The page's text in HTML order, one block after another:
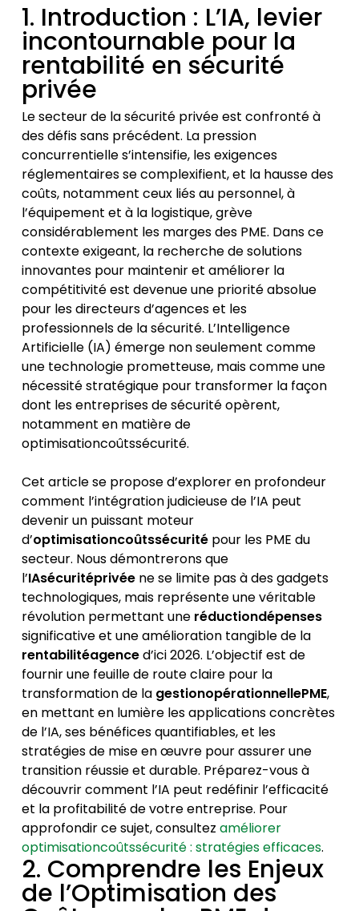
1. Introduction : L’IA, levier
incontournable pour la
rentabilité en sécurité
privée
Le secteur de la sécurité privée est confronté à
des défis sans précédent. La pression
concurrentielle s’intensifie, les exigences
réglementaires se complexifient, et la hausse des
coûts, notamment ceux liés au personnel, à
l’équipement et à la logistique, grève
considérablement les marges des PME. Dans ce
contexte exigeant, la recherche de solutions
innovantes pour maintenir et améliorer la
compétitivité est devenue une priorité absolue
pour les directeurs d’agences et les
professionnels de la sécurité. L’Intelligence
Artificielle (IA) émerge non seulement comme
une technologie prometteuse, mais comme une
nécessité stratégique pour transformer la façon
dont les entreprises de sécurité opèrent,
notamment en matière de
optimisationcoûtssécurité.
Cet article se propose d’explorer en profondeur
comment l’intégration judicieuse de l’IA peut
devenir un puissant moteur
d’optimisationcoûtssécuritépour les PME du
secteur. Nous démontrerons que
l’IAsécuritéprivéene se limite pas à des gadgets
technologiques, mais représente une véritable
révolution permettant une réductiondépenses
significative et une amélioration tangible de la
rentabilitéagenced’ici 2026. L’objectif est de
fournir une feuille de route claire pour la
transformation de la gestionopérationnellePME,
en mettant en lumière les applications concrètes
de l’IA, ses bénéfices quantifiables, et les
stratégies de mise en œuvre pour assurer une
transition réussie et durable. Préparez-vous à
découvrir comment l’IA peut redéfinir l’efficacité
et la profitabilité de votre entreprise. Pour
approfondir ce sujet, consultez améliorer
optimisationcoûtssécurité : stratégies efficaces.
2. Comprendre les Enjeux
de l’Optimisation des